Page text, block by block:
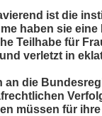
ist die
haben sie
Teilhabe für
verletzt in
an die
müssen für